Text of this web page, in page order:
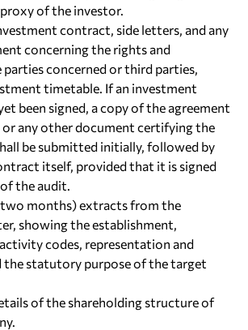
of the investor.
contract, side letters, and any
concerning the rights and
concerned or third parties,
timetable. If an investment
been signed, a copy of the agreement
any other document certifying the
be submitted initially, followed by
itself, provided that it is signed
the audit.
months) extracts from the
showing the establishment,
codes, representation and
the statutory purpose of the target
of the shareholding structure of